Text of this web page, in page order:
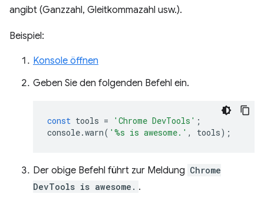
angibt (Ganzzahl, Gleitkommazahl usw.).
Beispiel:
Konsole öffnen
Geben Sie den folgenden Befehl ein.
const tools = 'Chrome DevTools' ;
console.warn( '%s is awesome.' , tools);
Der obige Befehl führt zur Meldung Chrome
DevTools is awesome. .